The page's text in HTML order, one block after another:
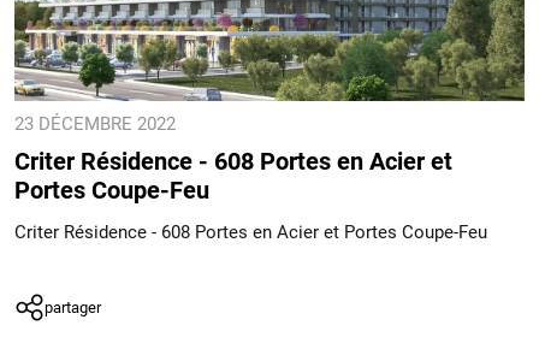
23 DÉCEMBRE 2022
Criter Résidence - 608 Portes en Acier et
Portes Coupe-Feu
Criter Résidence - 608 Portes en Acier et Portes Coupe-Feu
partager